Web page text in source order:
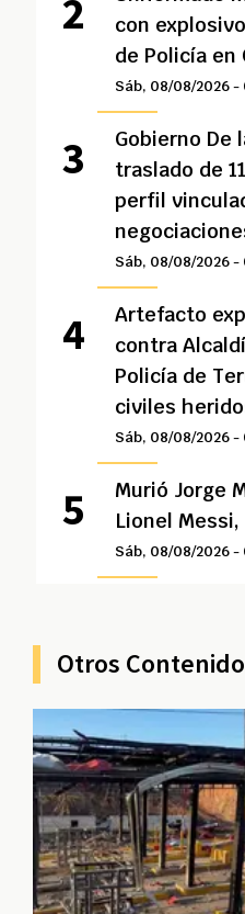
con
de Policía en
Sáb, 08/08/2026 -
Gobierno De
traslado de
perfil
Sáb, 08/08/2026 -
Artefacto
contra
Policía de
civiles
Sáb, 08/08/2026 -
Murió Jorge
Lionel
Sáb, 08/08/2026 -
Otros